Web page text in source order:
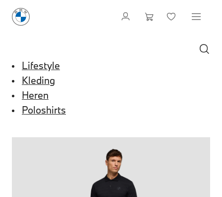
Lifestyle
Kleding
Heren
Poloshirts